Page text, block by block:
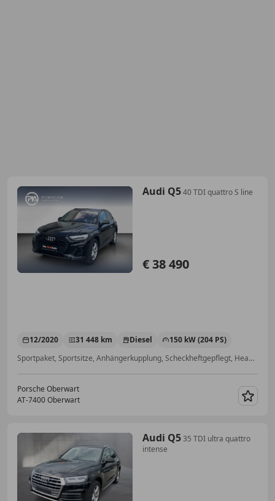
Audi Q540 TDI quattro S line
€ 38 490
12/2020 31 448 km Diesel
150 kW (204 PS)
Sportpaket, Sportsitze, Anhängerkupplung, Scheckheftgepflegt, Head-up display, Elektrische Sitze, Allrad, Lederlenkrad
Porsche Oberwart
AT-7400 Oberwart
Audi Q535 TDI ultra quattro
intense